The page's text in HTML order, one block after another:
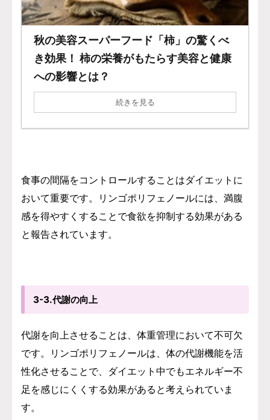
秋の美容スーパーフード「柿」の驚くべ
き効果！ 柿の栄養がもたらす美容と健康
への影響とは？
続きを見る
食事の間隔をコントロールすることはダイエットに
おいて重要です。リンゴポリフェノールには、満腹
感を得やすくすることで食欲を抑制する効果がある
と報告されています。
3-3.代謝の向上
代謝を向上させることは、体重管理において不可欠
です。リンゴポリフェノールは、体の代謝機能を活
性化させることで、ダイエット中でもエネルギー不
足を感じにくくする効果があると考えられていま
す。